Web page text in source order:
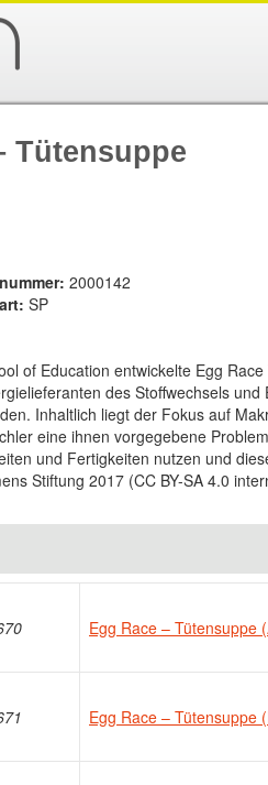
Tütensuppe
2000142
SP
of Education entwickelte Egg
des Stoffwechsels
Inhaltlich liegt der Fokus auf
eine ihnen vorgegebene
und Fertigkeiten nutzen und
Stiftung 2017 (CC BY-SA 4.0
Egg Race – Tütensuppe
Egg Race – Tütensuppe